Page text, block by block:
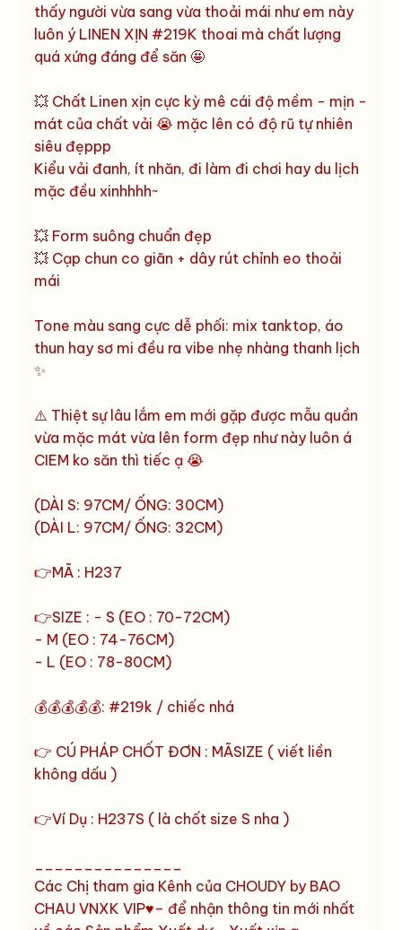
thấy người vừa sang vừa thoải mái như em này
luôn ý LINEN XỊN #219K thoai mà chất lượng
quá xứng đáng để săn 🤩
💥 Chất Linen xịn cực kỳ mê cái độ mềm - mịn -
mát của chất vải 😭 mặc lên có độ rũ tự nhiên
siêu đẹppp
Kiểu vải đanh, ít nhăn, đi làm đi chơi hay du lịch
mặc đều xinhhhh~
💥 Form suông chuẩn đẹp
💥 Cạp chun co giãn + dây rút chỉnh eo thoải
mái
Tone màu sang cực dễ phối: mix tanktop, áo
thun hay sơ mi đều ra vibe nhẹ nhàng thanh lịch
✨
⚠️ Thiệt sự lâu lắm em mới gặp được mẫu quần
vừa mặc mát vừa lên form đẹp như này luôn á
CIEM ko săn thì tiếc ạ 😭
(DÀI S: 97CM/ ỐNG: 30CM)
(DÀI L: 97CM/ ỐNG: 32CM)
👉MÃ : H237
👉SIZE : - S (EO : 70-72CM)
- M (EO : 74-76CM)
- L (EO : 78-80CM)
💰💰💰💰💰: #219k / chiếc nhá
👉 CÚ PHÁP CHỐT ĐƠN : MÃSIZE ( viết liền
không dấu )
👉Ví Dụ : H237S ( là chốt size S nha )
_______________
Các Chị tham gia Kênh của CHOUDY by BAO
CHAU VNXK VIP♥️– để nhận thông tin mới nhất